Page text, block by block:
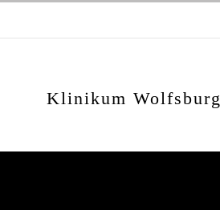
Klinikum Wolfsburg